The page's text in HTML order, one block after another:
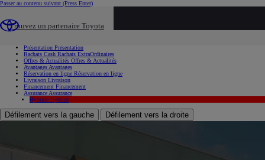
Passer au contenu suivant (Press Enter)
Trouvez un partenaire Toyota
Présentation Présentation
Rachats Cash Rachats ExtraOrdinaires
Offres & Actualités Offres & Actualités
Avantages Avantages
Réservation en ligne Réservation en ligne
Livraison Livraison
Financement Financement
Assurance Assurance
Hybride Hybride
Défilement vers la gauche Défilement vers la droite